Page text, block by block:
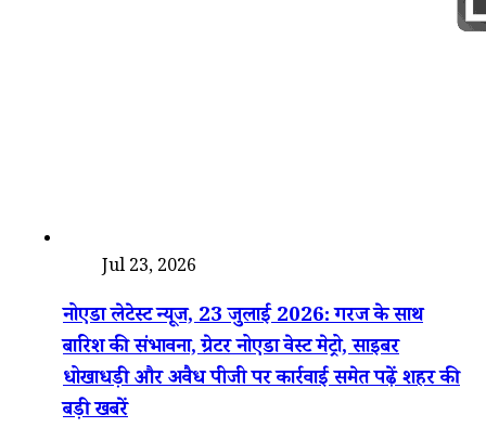
Jul 23, 2026
नोएडा लेटेस्ट न्यूज, 23 जुलाई 2026: गरज के साथ
बारिश की संभावना, ग्रेटर नोएडा वेस्ट मेट्रो, साइबर
धोखाधड़ी और अवैध पीजी पर कार्रवाई समेत पढ़ें शहर की
बड़ी खबरें